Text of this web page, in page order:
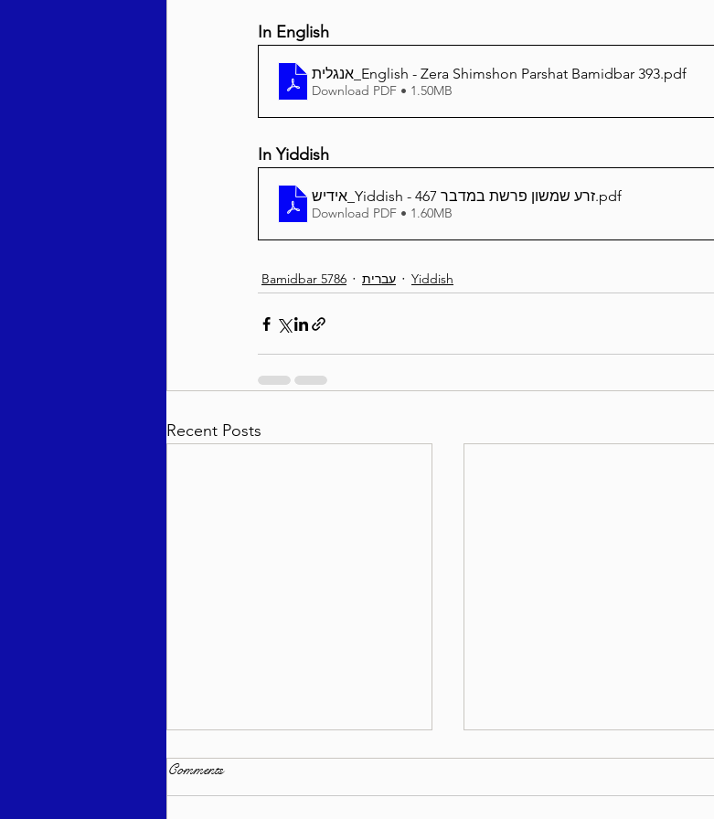
In English
אנגלית_English - Zera Shimshon Parshat Bamidbar 393.pdf
Download PDF • 1.50MB
In Yiddish
אידיש_Yiddish - זרע שמשון פרשת במדבר 467.pdf
Download PDF • 1.60MB
Bamidbar 5786 עברית Yiddish
Recent Posts
Comments